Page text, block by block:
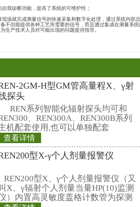
谱，低能部分很容易被吸收，造成能谱的
量和强度都发生变化，不象放射性同位素
种变化的结果造成在X 射线能量不同时吸
能量的关系如图7 所示，横坐标为射线能
图6 射线能量与吸收系统关系
一般在0.01～0.2 MeV 之间。吸收系数是
图中可以得到成分的细小变化对吸收系数
学成分有严格的要求，而对于放射性同位
要采用电离室作为射线检测部件，其检测原
子对加压，产生弱电流信号（10
转换和处理。由于X 射线是连续谱，要求
检测，应用在传统放射性同位素测量设备上
代生产工艺对产品检测和控制精度要求的提
制造工艺提出了更高的要求。